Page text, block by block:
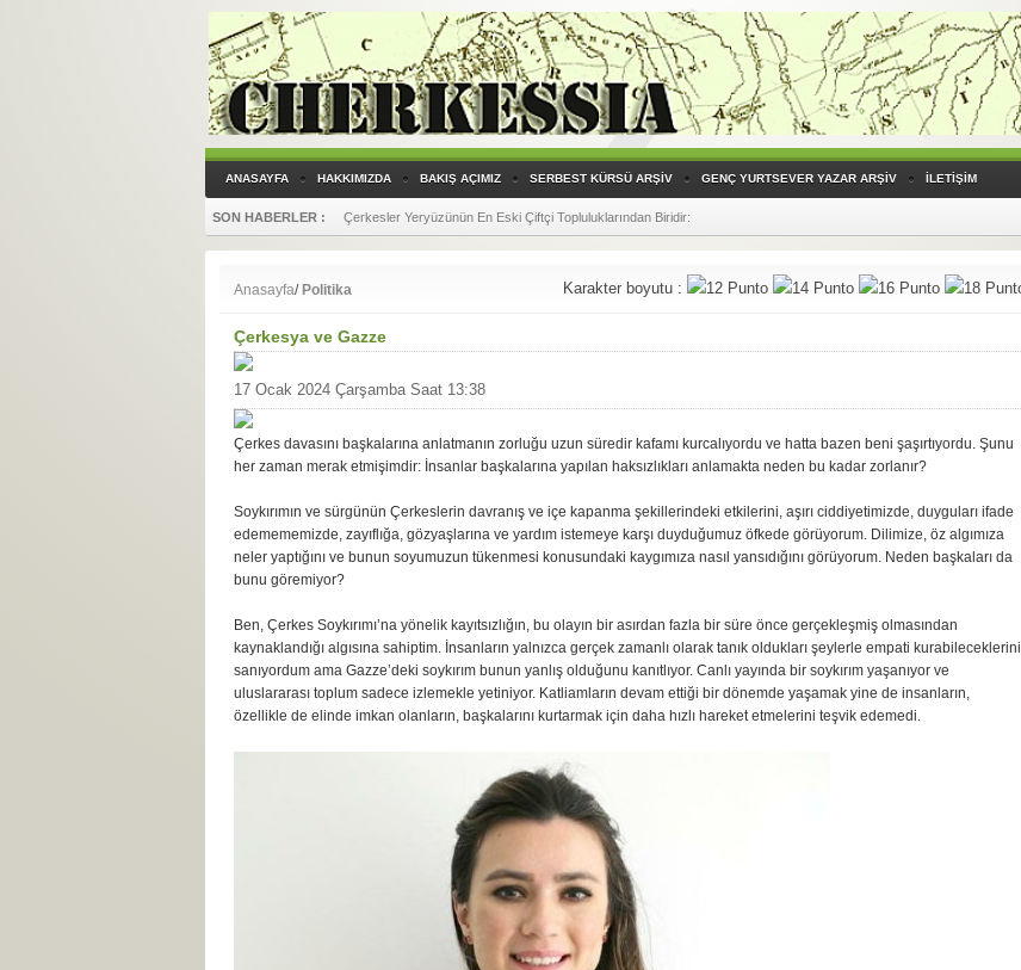
ANASAYFA HAKKIMIZDA BAKIŞ AÇIMIZ SERBEST KÜRSÜ ARŞİV GENÇ YURTSEVER YAZAR ARŞİV İLETİŞİM
SON HABERLER : Çerkesler Yeryüzünün En Eski Çiftçi Topluluklarından Biridir:
Anasayfa/ Politika Karakter boyutu :
Çerkesya ve Gazze
17 Ocak 2024 Çarşamba Saat 13:38
Çerkes davasını başkalarına anlatmanın zorluğu uzun süredir kafamı kurcalıyordu ve hatta bazen beni şaşırtıyordu. Şunu
her zaman merak etmişimdir: İnsanlar başkalarına yapılan haksızlıkları anlamakta neden bu kadar zorlanır?
Soykırımın ve sürgünün Çerkeslerin davranış ve içe kapanma şekillerindeki etkilerini, aşırı ciddiyetimizde, duyguları ifade
edemememizde, zayıflığa, gözyaşlarına ve yardım istemeye karşı duyduğumuz öfkede görüyorum. Dilimize, öz algımıza
neler yaptığını ve bunun soyumuzun tükenmesi konusundaki kaygımıza nasıl yansıdığını görüyorum. Neden başkaları da
bunu göremiyor?
Ben, Çerkes Soykırımı’na yönelik kayıtsızlığın, bu olayın bir asırdan fazla bir süre önce gerçekleşmiş olmasından
kaynaklandığı algısına sahiptim. İnsanların yalnızca gerçek zamanlı olarak tanık oldukları şeylerle empati kurabileceklerini
sanıyordum ama Gazze’deki soykırım bunun yanlış olduğunu kanıtlıyor. Canlı yayında bir soykırım yaşanıyor ve
uluslararası toplum sadece izlemekle yetiniyor. Katliamların devam ettiği bir dönemde yaşamak yine de insanların,
özellikle de elinde imkan olanların, başkalarını kurtarmak için daha hızlı hareket etmelerini teşvik edemedi.